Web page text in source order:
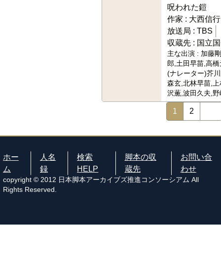
呪われた鎧
作家 : 大西信行
放送局 : TBS
収蔵先 : 国立
主な出演 : 加藤
郎,土田早苗,高
(ナレーター)芥
森玄,北林早苗,
沢薫,波田久夫,
1 2
ホー
ム
人名
録
検索
HELP
脚本の収
蔵先
お問い合
わせ
copyright © 2012 日本脚本アーカイブズ推進コンソーシアム All
Rights Reserved.